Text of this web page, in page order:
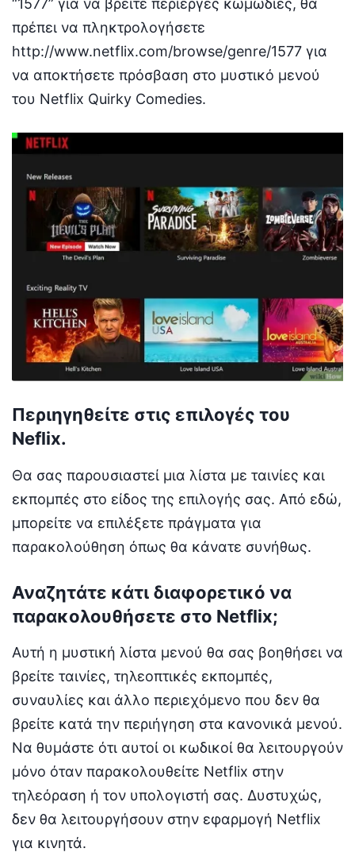
πρέπει να πληκτρολογήσετε
http://www.netflix.com/browse/genre/1577 για
να αποκτήσετε πρόσβαση στο μυστικό μενού
του Netflix Quirky Comedies.
Περιηγηθείτε στις επιλογές του
Neflix.
Θα σας παρουσιαστεί μια λίστα με ταινίες και
εκπομπές στο είδος της επιλογής σας. Από εδώ,
μπορείτε να επιλέξετε πράγματα για
παρακολούθηση όπως θα κάνατε συνήθως.
Αναζητάτε κάτι διαφορετικό να
παρακολουθήσετε στο Netflix;
Αυτή η μυστική λίστα μενού θα σας βοηθήσει να
βρείτε ταινίες, τηλεοπτικές εκπομπές,
συναυλίες και άλλο περιεχόμενο που δεν θα
βρείτε κατά την περιήγηση στα κανονικά μενού.
Να θυμάστε ότι αυτοί οι κωδικοί θα λειτουργούν
μόνο όταν παρακολουθείτε Netflix στην
τηλεόραση ή τον υπολογιστή σας. Δυστυχώς,
δεν θα λειτουργήσουν στην εφαρμογή Netflix
για κινητά.